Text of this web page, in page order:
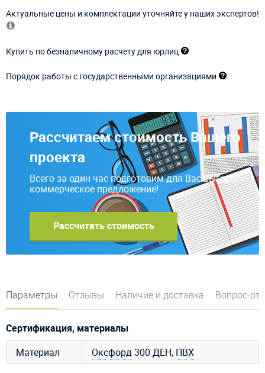
Актуальные цены и комплектации уточняйте у наших экспертов!
Купить по безналичному расчету для юрлиц
Порядок работы с государственными организациями
Рассчитаем стоимость Вашего
проекта
Всего за один час подготовим для Вас выгодное
коммерческое предложение!
Рассчитать стоимость
Параметры Отзывы Наличие и доставка Вопрос-
Сертификация, материалы
Материал
Оксфорд300 ДЕН, ПВХ